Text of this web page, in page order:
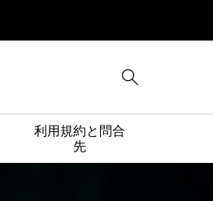

利用規約と問合
先